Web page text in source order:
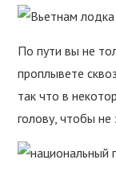
По пути вы не
проплывете
так что в
голову, чтобы не